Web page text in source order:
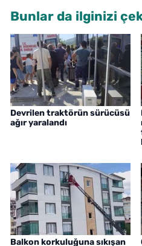
Bunlar da ilginizi
Devrilen traktörün sürücüsü
ağır yaralandı
Balkon korkuluğuna sıkışan